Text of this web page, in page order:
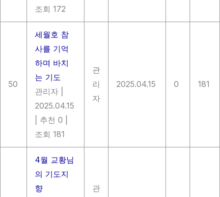
조회 172
50
세월호 참
사를 기억
하며 바치
는 기도
관리자
2025.04.15
추천 0
조회 181
관
리
자
2025.04.15 0 181
4월 교황님
의 기도지
향
관